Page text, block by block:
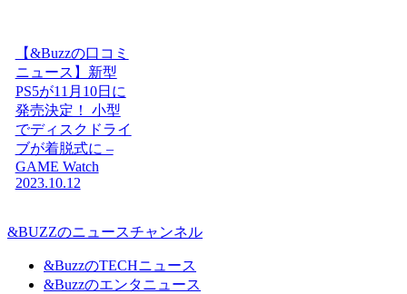
【&Buzzの口コミ
ニュース】新型
PS5が11月10日に
発売決定！ 小型
でディスクドライ
ブが着脱式に –
GAME Watch
2023.10.12
&BUZZのニュースチャンネル
&BuzzのTECHニュース
&Buzzのエンタニュース